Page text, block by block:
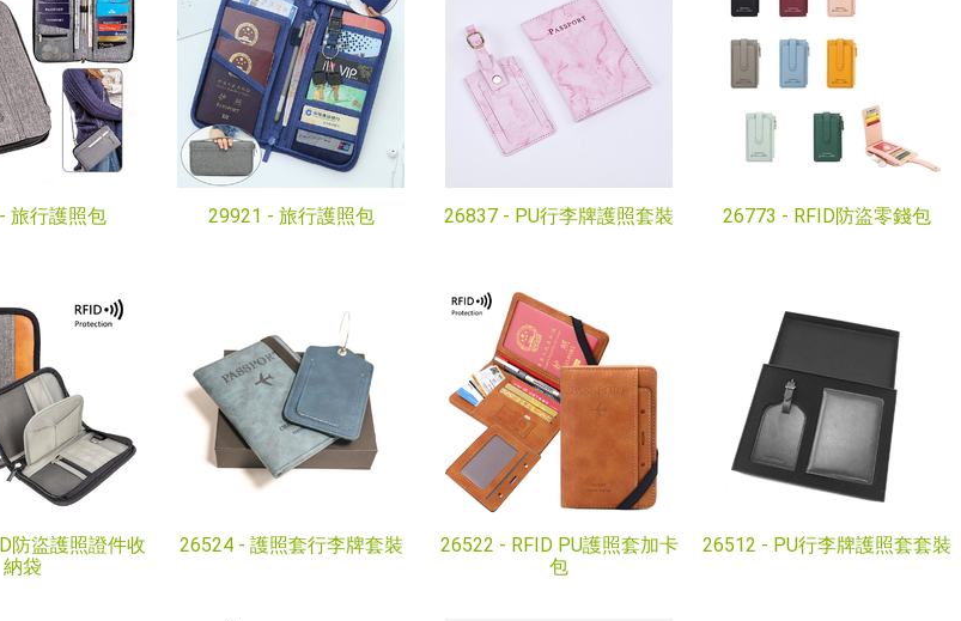
旅行護照包 29921 - 旅行護照包 26837 - PU行李牌護照套裝 26773 - RFID防盜零錢包
防盜護照證件收
納袋
26524 - 護照套行李牌套裝 26522 - RFID PU護照套加卡
包
26512 - PU行李牌護照套套裝